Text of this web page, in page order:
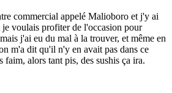
commercial appelé Malioboro et j'y ai
je voulais profiter de l'occasion pour
j'ai eu du mal à la trouver, et même en
m'a dit qu'il n'y en avait pas dans ce
faim, alors tant pis, des sushis ça ira.